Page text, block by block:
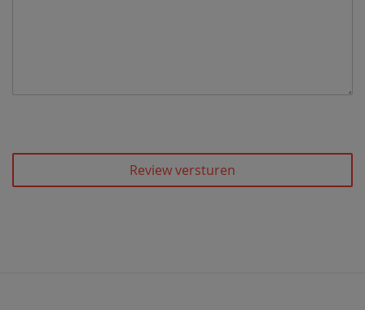
Review versturen